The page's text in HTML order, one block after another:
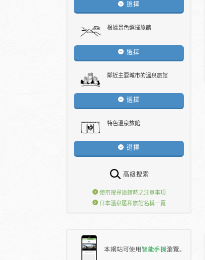
選擇
根據景色選擇旅館
選擇
鄰近主要城市的溫泉旅館
選擇
特色溫泉旅館
選擇
高級搜索
使用搜尋旅館時之注意事項
日本溫泉區和旅館名稱一覽